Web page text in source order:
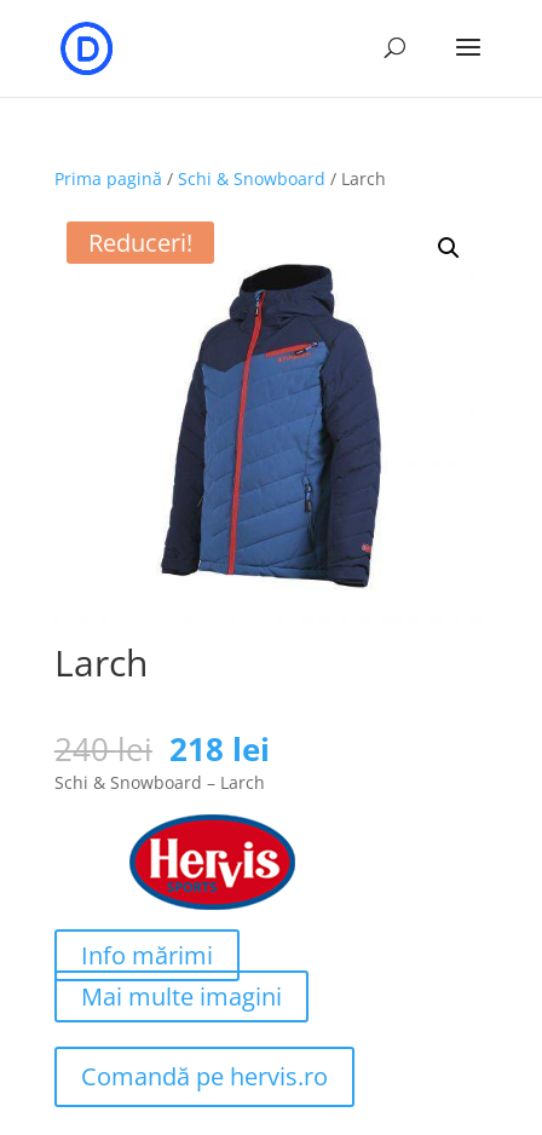
Prima pagină / Schi & Snowboard / Larch
Reduceri!
Larch
240lei Prețul
inițial
a
fost:
240 lei.
218 lei
218 lei.
Schi & Snowboard – Larch
Info mărimi
Mai multe imagini
Comandă pe hervis.ro